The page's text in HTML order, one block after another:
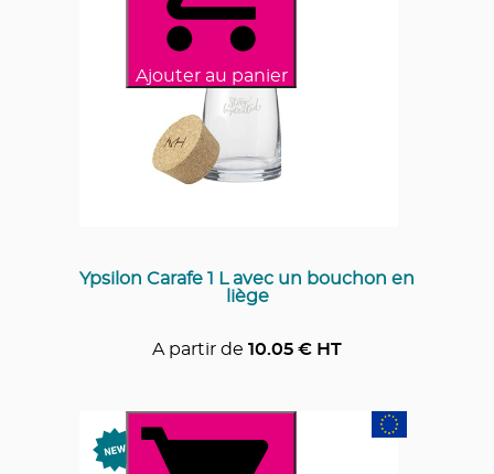
Ajouter au panier
Ypsilon Carafe 1 L avec un bouchon en
liège
A partir de 10.05 € HT